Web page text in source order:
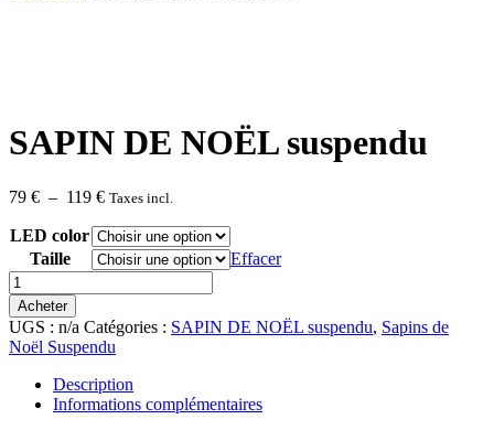
SAPIN DE NOËL suspendu
79 € – 119 €Plage
prix :
79 €
à
119 €
Taxes incl.
LED color
Taille
Effacer
quantité
de
SAPIN
DE
NOËL
suspendu
Acheter
UGS : n/a Catégories : SAPIN DE NOËL suspendu, Sapins de
Noël Suspendu
Description
Informations complémentaires